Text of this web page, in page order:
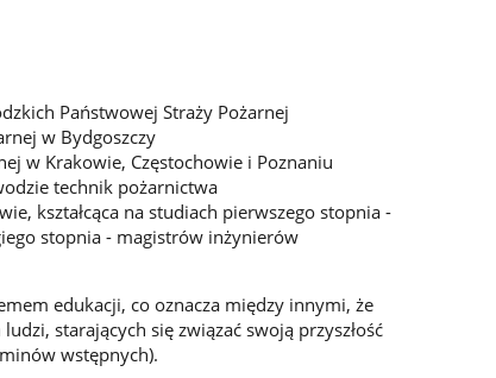
Państwowej Straży Pożarnej
w Bydgoszczy
w Krakowie, Częstochowie i Poznaniu
technik pożarnictwa
kształcąca na studiach pierwszego stopnia -
stopnia - magistrów inżynierów
edukacji, co oznacza między innymi, że
starających się związać swoją przyszłość
wstępnych).